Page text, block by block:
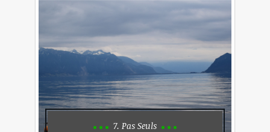
7. Pas Seuls